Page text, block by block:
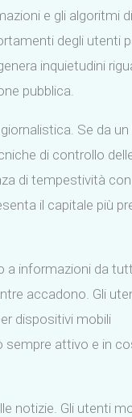
e gli algoritmi di
degli utenti
inquietudini
pubblica.
Se da un
di controllo
di tempestività
il capitale più
a informazioni da
accadono. Gli
dispositivi mobili
sempre attivo e in
notizie. Gli utenti